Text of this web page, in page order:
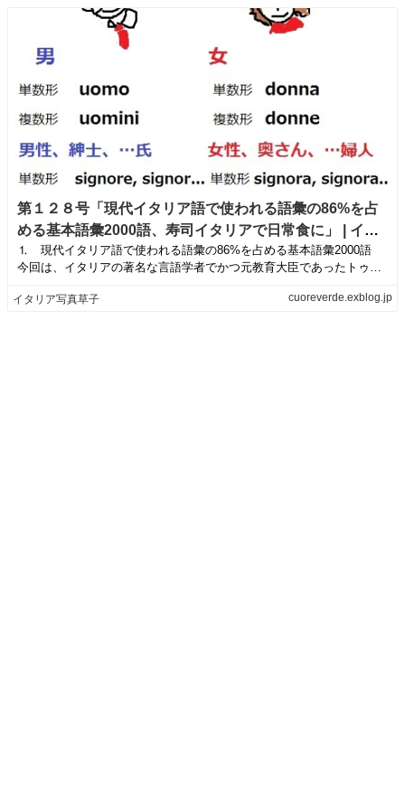
第１２８号「現代イタリア語で使われる語彙の86%を占
める基本語彙2000語、寿司イタリアで日常食に」 | イタ
リア写真草子
⒈ 現代イタリア語で使われる語彙の86%を占める基本語彙2000語
今回は、イタリアの著名な言語学者でかつ元教育大臣であったトゥッ
イタリア写真草子 cuoreverde.exblog.jp